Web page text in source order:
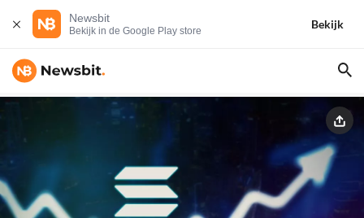
Newsbit
Bekijk in de Google Play store
Bekijk